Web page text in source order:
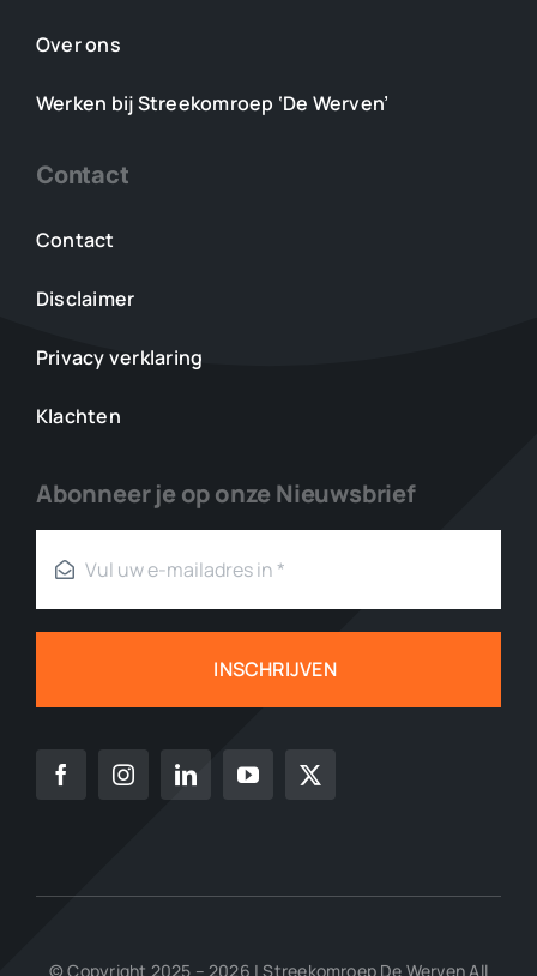
Over ons
Werken bij Streekomroep ‘De Werven’
Contact
Contact
Disclaimer
Privacy verklaring
Klachten
Abonneer je op onze Nieuwsbrief
INSCHRIJVEN
© Copyright 2025 – 2026 | Streekomroep De Werven All